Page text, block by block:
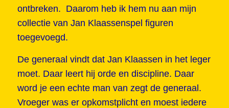
ontbreken. Daarom heb ik hem nu aan mijn
collectie van Jan Klaassenspel figuren
toegevoegd.
De generaal vindt dat Jan Klaassen in het leger
moet. Daar leert hij orde en discipline. Daar
word je een echte man van zegt de generaal.
Vroeger was er opkomstplicht en moest iedere